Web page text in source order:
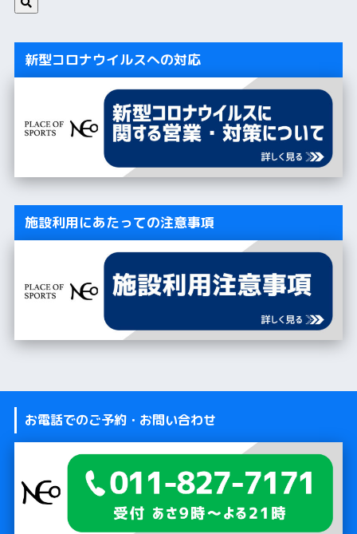
新型コロナウイルスへの対応
施設利用にあたっての注意事項
お電話でのご予約・お問い合わせ